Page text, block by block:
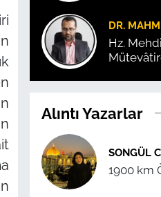
DR.
Hz.
Alıntı Yazarlar
SONGÜL
1900 km